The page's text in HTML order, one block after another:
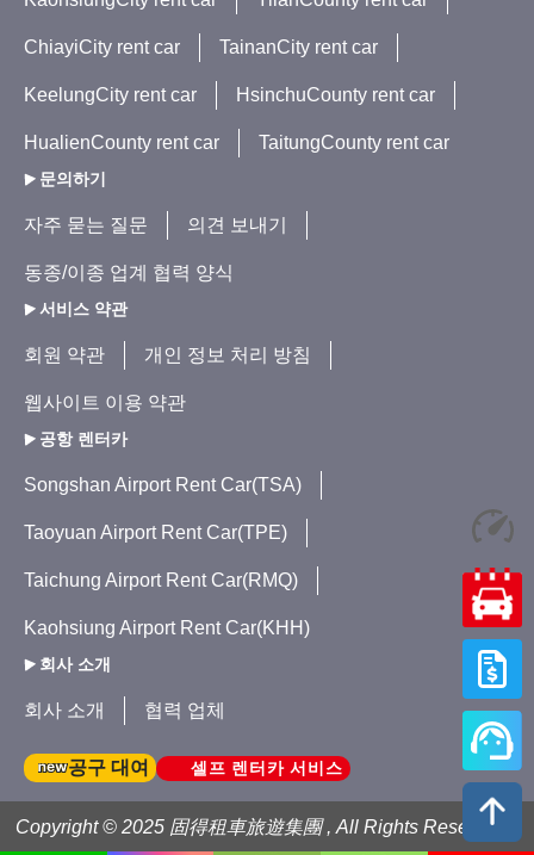
ChiayiCity rent car TainanCity rent car
KeelungCity rent car HsinchuCounty rent car
HualienCounty rent car TaitungCounty rent car
문의하기
자주 묻는 질문 의견 보내기
동종/이종 업계 협력 양식
서비스 약관
회원 약관 개인 정보 처리 방침
웹사이트 이용 약관
공항 렌터카
Songshan Airport Rent Car(TSA)
Taoyuan Airport Rent Car(TPE)
Taichung Airport Rent Car(RMQ)
Kaohsiung Airport Rent Car(KHH)
회사 소개
회사 소개 협력 업체
공구 대여 셀프 렌터카 서비스
Copyright © 2025 固得租車旅遊集團 , All Rights Reserved .